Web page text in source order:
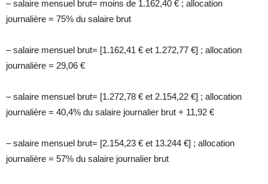
– salaire mensuel brut= moins de 1.162,40 € ; allocation
journalière = 75% du salaire brut
– salaire mensuel brut= [1.162,41 € et 1.272,77 €] ; allocation
journalière = 29,06 €
– salaire mensuel brut= [1.272,78 € et 2.154,22 €] ; allocation
journalière = 40,4% du salaire journalier brut + 11,92 €
– salaire mensuel brut= [2.154,23 € et 13.244 €] ; allocation
journalière = 57% du salaire journalier brut